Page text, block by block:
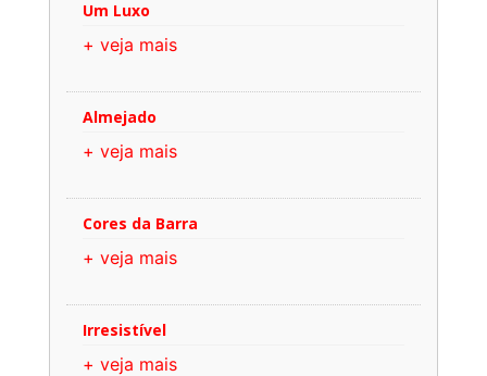
Um Luxo
+ veja mais
Almejado
+ veja mais
Cores da Barra
+ veja mais
Irresistível
+ veja mais